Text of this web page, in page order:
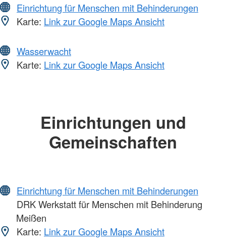
Einrichtung für Menschen mit Behinderungen
Karte: Link zur Google Maps Ansicht
Wasserwacht
Karte: Link zur Google Maps Ansicht
Einrichtungen und
Gemeinschaften
Einrichtung für Menschen mit Behinderungen
DRK Werkstatt für Menschen mit Behinderung
Meißen
Karte: Link zur Google Maps Ansicht